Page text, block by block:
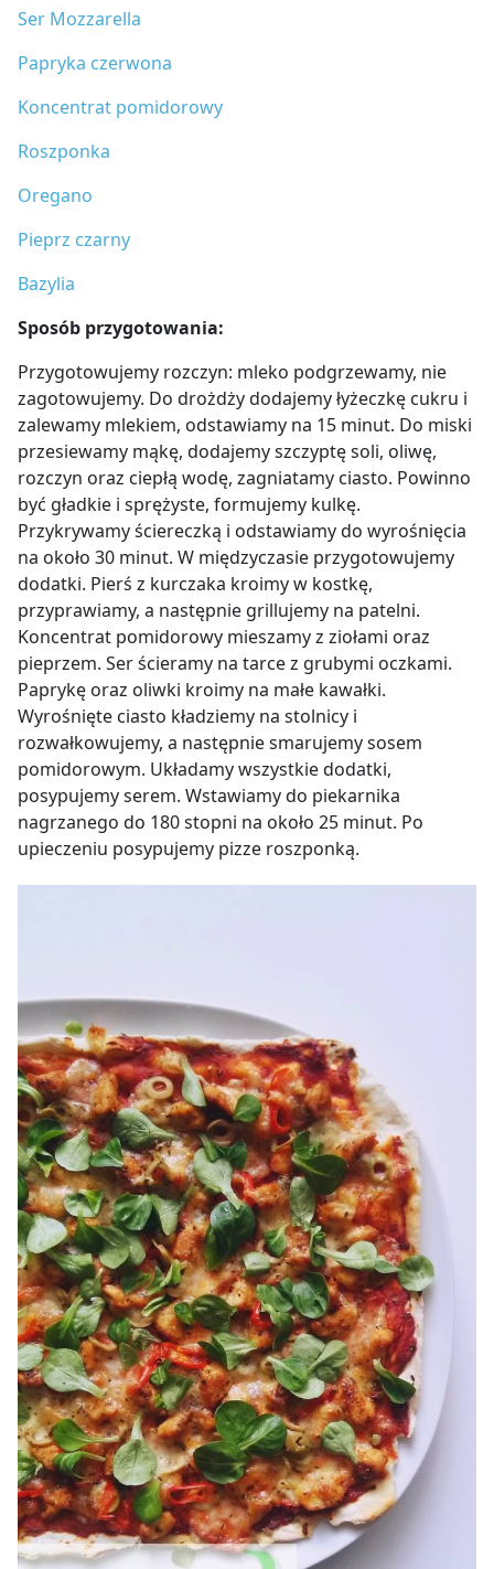
Ser Mozzarella
Papryka czerwona
Koncentrat pomidorowy
Roszponka
Oregano
Pieprz czarny
Bazylia
Sposób przygotowania:
Przygotowujemy rozczyn: mleko podgrzewamy, nie
zagotowujemy. Do drożdży dodajemy łyżeczkę cukru i
zalewamy mlekiem, odstawiamy na 15 minut. Do miski
przesiewamy mąkę, dodajemy szczyptę soli, oliwę,
rozczyn oraz ciepłą wodę, zagniatamy ciasto. Powinno
być gładkie i sprężyste, formujemy kulkę.
Przykrywamy ściereczką i odstawiamy do wyrośnięcia
na około 30 minut. W międzyczasie przygotowujemy
dodatki. Pierś z kurczaka kroimy w kostkę,
przyprawiamy, a następnie grillujemy na patelni.
Koncentrat pomidorowy mieszamy z ziołami oraz
pieprzem. Ser ścieramy na tarce z grubymi oczkami.
Paprykę oraz oliwki kroimy na małe kawałki.
Wyrośnięte ciasto kładziemy na stolnicy i
rozwałkowujemy, a następnie smarujemy sosem
pomidorowym. Układamy wszystkie dodatki,
posypujemy serem. Wstawiamy do piekarnika
nagrzanego do 180 stopni na około 25 minut. Po
upieczeniu posypujemy pizze roszponką.